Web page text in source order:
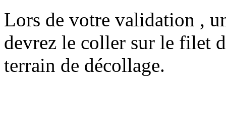
Lors de votre validation ,
devrez le coller sur le filet
terrain de décollage.